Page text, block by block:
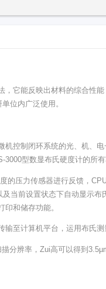
它能反映出材料的综合性
位内广泛使用。
机控制闭环系统的光、机、
型数显布氏硬度计的所
压力传感器进行反馈，
当前设置状态下自动显示
和储存功能。
至计算机平台，运用布氏
分辨率，Zui高可以得到